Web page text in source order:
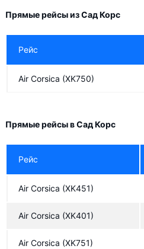
Прямые рейсы из Сад Корс
Рейс
Air Corsica (XK750)
Прямые рейсы в Сад Корс
Рейс
Air Corsica (XK451)
Air Corsica (XK401)
Air Corsica (XK751)